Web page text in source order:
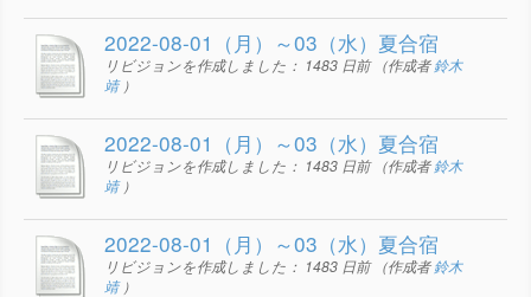
2022-08-01（月）～03（水）夏合宿
リビジョンを作成しました： 1483 日前（作成者鈴木
靖）
2022-08-01（月）～03（水）夏合宿
リビジョンを作成しました： 1483 日前（作成者鈴木
靖）
2022-08-01（月）～03（水）夏合宿
リビジョンを作成しました： 1483 日前（作成者鈴木
靖）